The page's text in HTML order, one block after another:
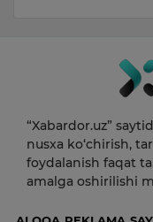
“Xabardor.uz”
nusxa ko‘chirish,
foydalanish faqat
amalga oshirilishi